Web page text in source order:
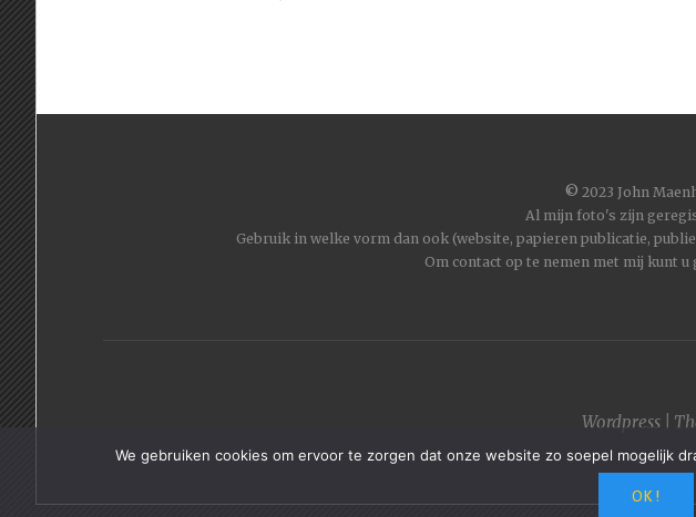
© 2023 John
Al mijn foto's zijn
Gebruik in welke vorm dan ook (website, papieren publicatie,
Om contact op te nemen met mij kunt
Wordpress|
We gebruiken cookies om ervoor te zorgen dat onze website zo soepel mogelijk
OK !